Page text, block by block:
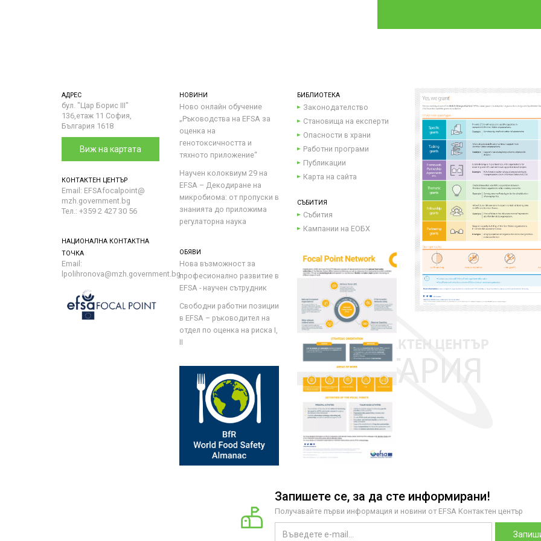
АДРЕС
бул. "Цар Борис III"
136,етаж 11 София,
България 1618
Виж на картата
КОНТАКТЕН ЦЕНТЪР
Email: EFSAfocalpoint@
mzh.government.bg
Тел.: +359 2 427 30 56
НАЦИОНАЛНА КОНТАКТНА
ТОЧКА
Email:
lpolihronova@mzh.government.bg
НОВИНИ
Ново онлайн обучение
„Ръководства на ЕFSA за
оценка на
генотоксичността и
тяхното приложение“
Научен колоквиум 29 на
EFSA – Декодиране на
микробиома: от пропуски в
знанията до приложима
регулаторна наука
ОБЯВИ
Нова възможност за
професионално развитие в
EFSA - научен сътрудник
Свободни работни позиции
в EFSA – ръководител на
отдел по оценка на риска I,
II
БИБЛИОТЕКА
Законодателство
Становища на експерти
Опасности в храни
Работни програми
Публикации
Карта на сайта
СЪБИТИЯ
Събития
Кампании на ЕОБХ
Запишете се, за да сте информирани!
Получавайте първи информация и новини от EFSA Контактен център